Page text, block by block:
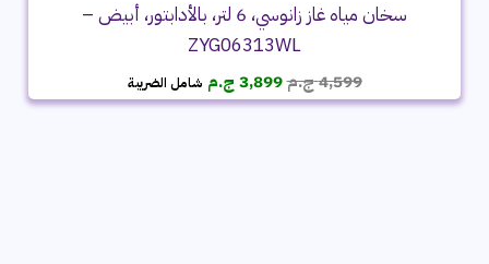
سخان مياه غاز زانوسي، 6 لتر، بالأدابتور، أبيض –
ZYG06313WL
4,599ج.مالسعر
الأصلي
3,899 ج.م السعر
الحالي
شامل الضريبة